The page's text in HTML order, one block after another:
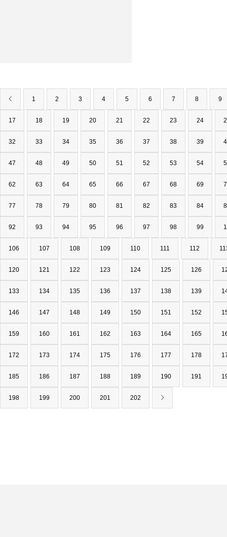
1 2 3 4 5 6 7 8 9
17 18 19 20 21 22 23 24
32 33 34 35 36 37 38 39
47 48 49 50 51 52 53 54
62 63 64 65 66 67 68 69
77 78 79 80 81 82 83 84
92 93 94 95 96 97 98 99
106 107 108 109 110 111 112
120 121 122 123 124 125 126
133 134 135 136 137 138 139
146 147 148 149 150 151 152
159 160 161 162 163 164 165
172 173 174 175 176 177 178
185 186 187 188 189 190 191
198 199 200 201 202